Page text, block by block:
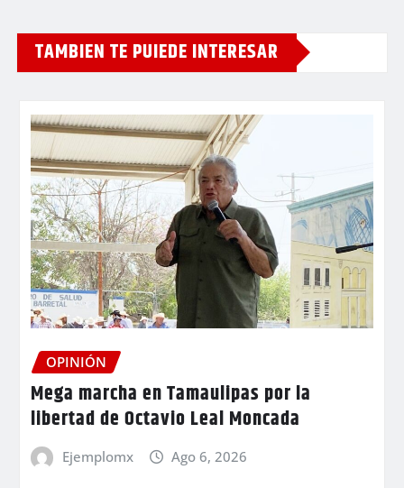
TAMBIEN TE PUIEDE INTERESAR
OPINIÓN
Mega marcha en Tamaulipas por la
libertad de Octavio Leal Moncada
Ejemplomx Ago 6, 2026